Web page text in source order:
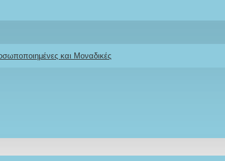
και Μοναδικές